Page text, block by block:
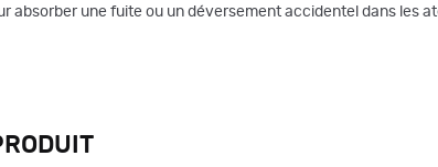
absorber une fuite ou un déversement accidentel dans les